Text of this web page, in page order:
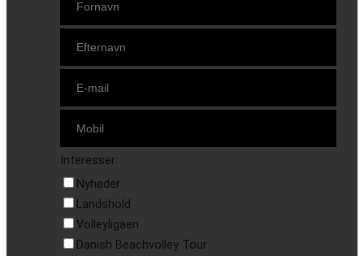
Interesser:
Nyheder
Landshold
Volleyligaen
Danish Beachvolley Tour